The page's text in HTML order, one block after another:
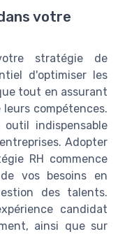
votre
stratégie de
d'optimiser les
tout en assurant
compétences.
indispensable
Adopter
RH commence
vos besoins en
des talents.
candidat
ainsi que sur